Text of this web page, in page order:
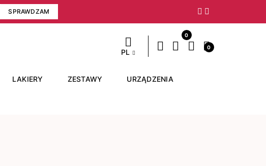
SPRAWDZAM Następny
PL
0
0
LAKIERY ZESTAWY URZĄDZENIA